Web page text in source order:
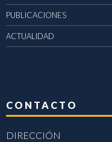
PUBLICACIONES
ACTUALIDAD
CONTACTO
DIRECCIÓN